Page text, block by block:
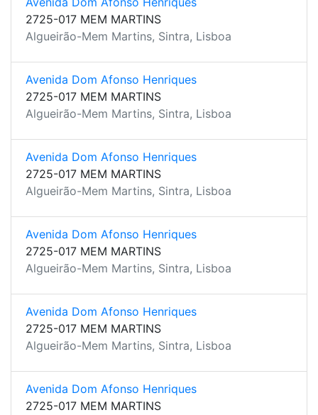
2725-017 MEM MARTINS
Algueirão-Mem Martins, Sintra, Lisboa
Avenida Dom Afonso Henriques
2725-017 MEM MARTINS
Algueirão-Mem Martins, Sintra, Lisboa
Avenida Dom Afonso Henriques
2725-017 MEM MARTINS
Algueirão-Mem Martins, Sintra, Lisboa
Avenida Dom Afonso Henriques
2725-017 MEM MARTINS
Algueirão-Mem Martins, Sintra, Lisboa
Avenida Dom Afonso Henriques
2725-017 MEM MARTINS
Algueirão-Mem Martins, Sintra, Lisboa
Avenida Dom Afonso Henriques
2725-017 MEM MARTINS